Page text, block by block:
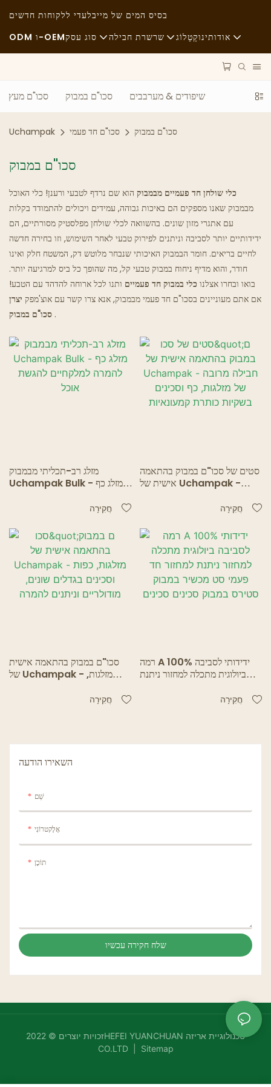
בלעדי ללקוחות חדשיםבסיס המים של מיי
ODM ו-OEMסוג עסק
אַגָבִי
אוכל משובח
משאיות אוכל
מַאֲפִיָה
כף שמנונית
מסעדות רוחות רפאים
שרשרת חבילה
הוֹבָלָה
תַהֲלִיך
קָטָלוֹגאודותינו
קיימות סכו"ם מעץ סכו"ם במבוק שיפודים & מערבבים
Uchampak סכו"ם חד פעמי סכו"ם במבוק
סכו"ם במבוק
כלי שולחן חד פעמיים מבמבוק הוא שם נרדף לטבעי ורענן! כלי האוכל
מבמבוק שאנו מספקים הם באיכות גבוהה, עמידים ויכולים להתמודד בקלות
עם אתגרי מזון שונים. בהשוואה לכלי שולחן מפלסטיק מסורתיים, הם
ידידותיים יותר לסביבה וניתנים לפירוק טבעי לאחר השימוש, וזו בחירה חדשה
לחיים בריאים. חומר הבמבוק האיכותי שנבחר מלוטש דק, המשטח חלק ואינו
חודר, והוא מדיף ניחוח במבוק טבעי קל, מה שהופך כל ביס למרגיעה יותר.
בואו ובחרו אצלנו כלי במבוק חד פעמיים ותנו לכל ארוחה להדהד עם הטבע!
אם אתם מעוניינים בסכו"ם חד פעמי מבמבוק, אנא צרו קשר עם אוצ'מפק יצרן
.
מזלג רב-תכליתי מבמבוק
Uchampak Bulk - מזלג כף
חֲקִירָה
סטים של סכו"ם במבוק בהתאמה
אישית של Uchampak -
וסכינים בשקיות כותרתחֲקִירָה
סכו"ם במבוק בהתאמה אישית
של Uchampak - מזלגות,
מודולריים וניתנים להמרהחֲקִירָה
רמה A 100% ידידותי לסביבה
ביולוגית מתכלה למחזור ניתנת
במבוק סטירס במבוק סכינים
חֲקִירָה
השאירו הודעה
שֵׁם
אֶלֶקטרוֹנִי
תוֹכֶן
שלח חקירה עכשיו
זכויות יוצרים © 2022HEFEI YUANCHUAN טכנולוגיית אריזה
CO.LTD |
Sitemap